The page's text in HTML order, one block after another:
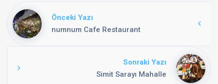
Önceki Yazı
numnum Cafe Restaurant
Sonraki Yazı
Simit Sarayı Mahalle